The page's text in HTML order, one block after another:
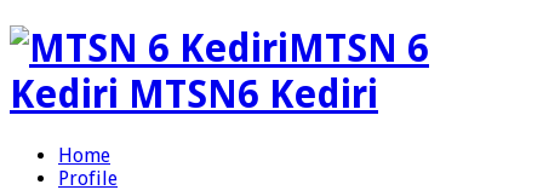
MTSN 6
Kediri MTSN6 Kediri
Home
Profile